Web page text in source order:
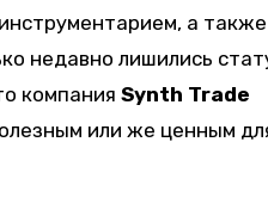
а также
недавно лишились
компания Synth Trade
или же ценным